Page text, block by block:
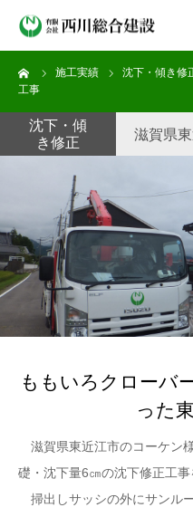
施工実績 沈下・傾き修
工事
沈下・傾
き修正
滋賀県
ももいろクローバ
った
滋賀県東近江市のコーケン
礎・沈下量6㎝の沈下修正工事
掃出しサッシの外にサンル
会社案内
事業紹介
施工実績
新着情報
よくある質問
採用情報
お問い合わせ
LINEでのお問い合わせ